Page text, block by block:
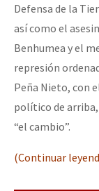
Defensa de la
así como el
Benhumea y el
represión
Peña Nieto, con
político de
“el cambio”.
(Continuar